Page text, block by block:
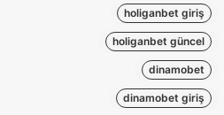
holiganbet giriş
holiganbet güncel
dinamobet
dinamobet giriş